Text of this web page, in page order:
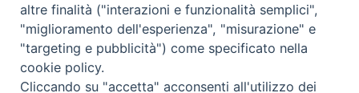
Omelia Granatieri di
Sardegna in ricordo del Duca
di San Pietro
Omelia alla Santa Messa del
Crisma
altre finalità ("interazioni e funzionalità semplici",
"miglioramento dell'esperienza", "misurazione" e
"targeting e pubblicità") come specificato nella
cookie policy.
Cliccando su "accetta" acconsenti all'utilizzo dei